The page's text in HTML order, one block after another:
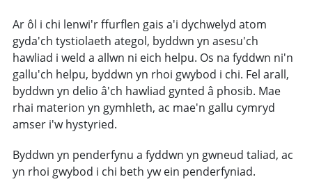
Ar ôl i chi lenwi'r ffurflen gais a'i dychwelyd atom
gyda'ch tystiolaeth ategol, byddwn yn asesu'ch
hawliad i weld a allwn ni eich helpu. Os na fyddwn ni'n
gallu'ch helpu, byddwn yn rhoi gwybod i chi. Fel arall,
byddwn yn delio â'ch hawliad gynted â phosib. Mae
rhai materion yn gymhleth, ac mae'n gallu cymryd
amser i'w hystyried.
Byddwn yn penderfynu a fyddwn yn gwneud taliad, ac
yn rhoi gwybod i chi beth yw ein penderfyniad.